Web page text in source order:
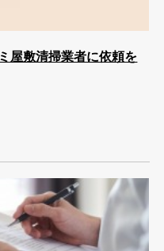
屋敷清掃業者に依頼を